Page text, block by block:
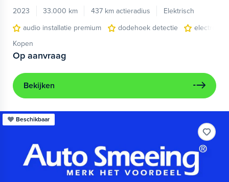
2023
33.000 km 437 km actieradius
Elektrisch
audio installatie premium
dodehoek detectie
electronic
Kopen
Op aanvraag
Bekijken
Beschikbaar